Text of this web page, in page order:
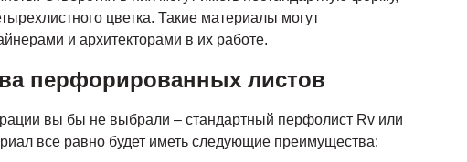
цветка. Такие материалы могут
и архитекторами в их работе.
перфорированных листов
вы бы не выбрали – стандартный перфолист Rv или
все равно будет иметь следующие преимущества: